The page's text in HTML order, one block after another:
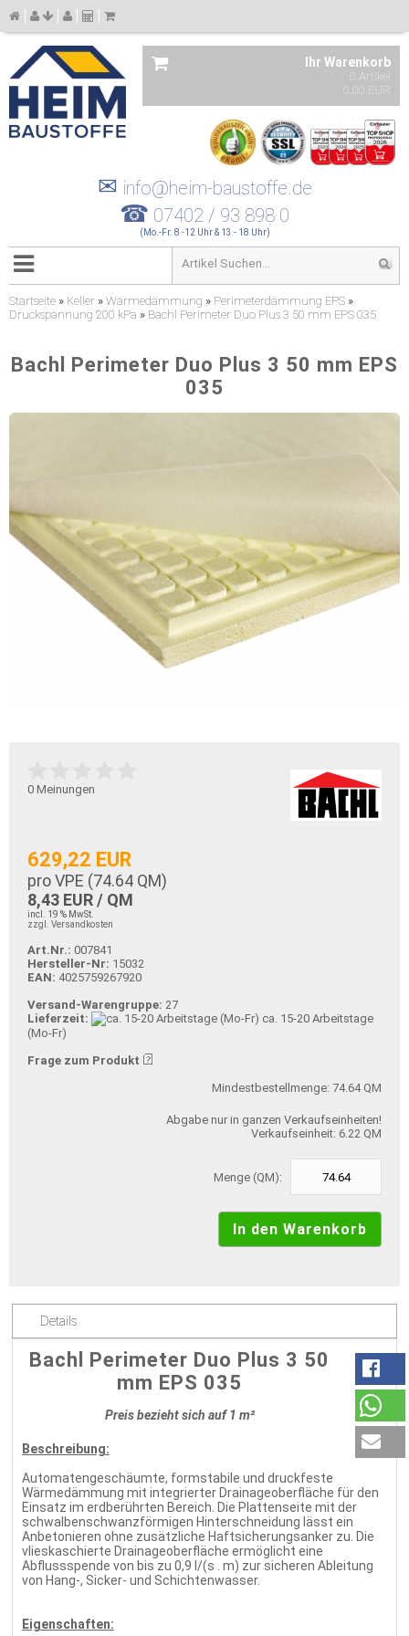
Ihr Warenkorb
0 Artikel
0,00 EUR
✉ info@heim-baustoffe.de
☎ 07402 / 93 898 0
(Mo.-Fr. 8 -12 Uhr & 13 - 18 Uhr)
Startseite » Keller » Wärmedämmung » Perimeterdämmung EPS »
Druckspannung 200 kPa » Bachl Perimeter Duo Plus 3 50 mm EPS 035
Bachl Perimeter Duo Plus 3 50 mm EPS
035
0 Meinungen
629,22 EUR
pro VPE (74.64 QM)
8,43 EUR / QM
incl. 19 % MwSt.
zzgl. Versandkosten
Art.Nr.: 007841
Hersteller-Nr: 15032
EAN: 4025759267920
Versand-Warengruppe: 27
Lieferzeit:
ca. 15-20 Arbeitstage
(Mo-Fr)
Frage zum Produkt
Mindestbestellmenge: 74.64 QM
Abgabe nur in ganzen Verkaufseinheiten!
Verkaufseinheit: 6.22 QM
Menge (QM):
Details
Bachl Perimeter Duo Plus 3 50
mm EPS 035
Preis bezieht sich auf 1 m²
Beschreibung:
Automatengeschäumte, formstabile und druckfeste
Wärmedämmung mit integrierter Drainageoberfläche für den
Einsatz im erdberührten Bereich. Die Plattenseite mit der
schwalbenschwanzförmigen Hinterschneidung lässt ein
Anbetonieren ohne zusätzliche Haftsicherungsanker zu. Die
vlieskaschierte Drainageoberfläche ermöglicht eine
Abflussspende von bis zu 0,9 l/(s . m) zur sicheren Ableitung
von Hang-, Sicker- und Schichtenwasser.
Eigenschaften: